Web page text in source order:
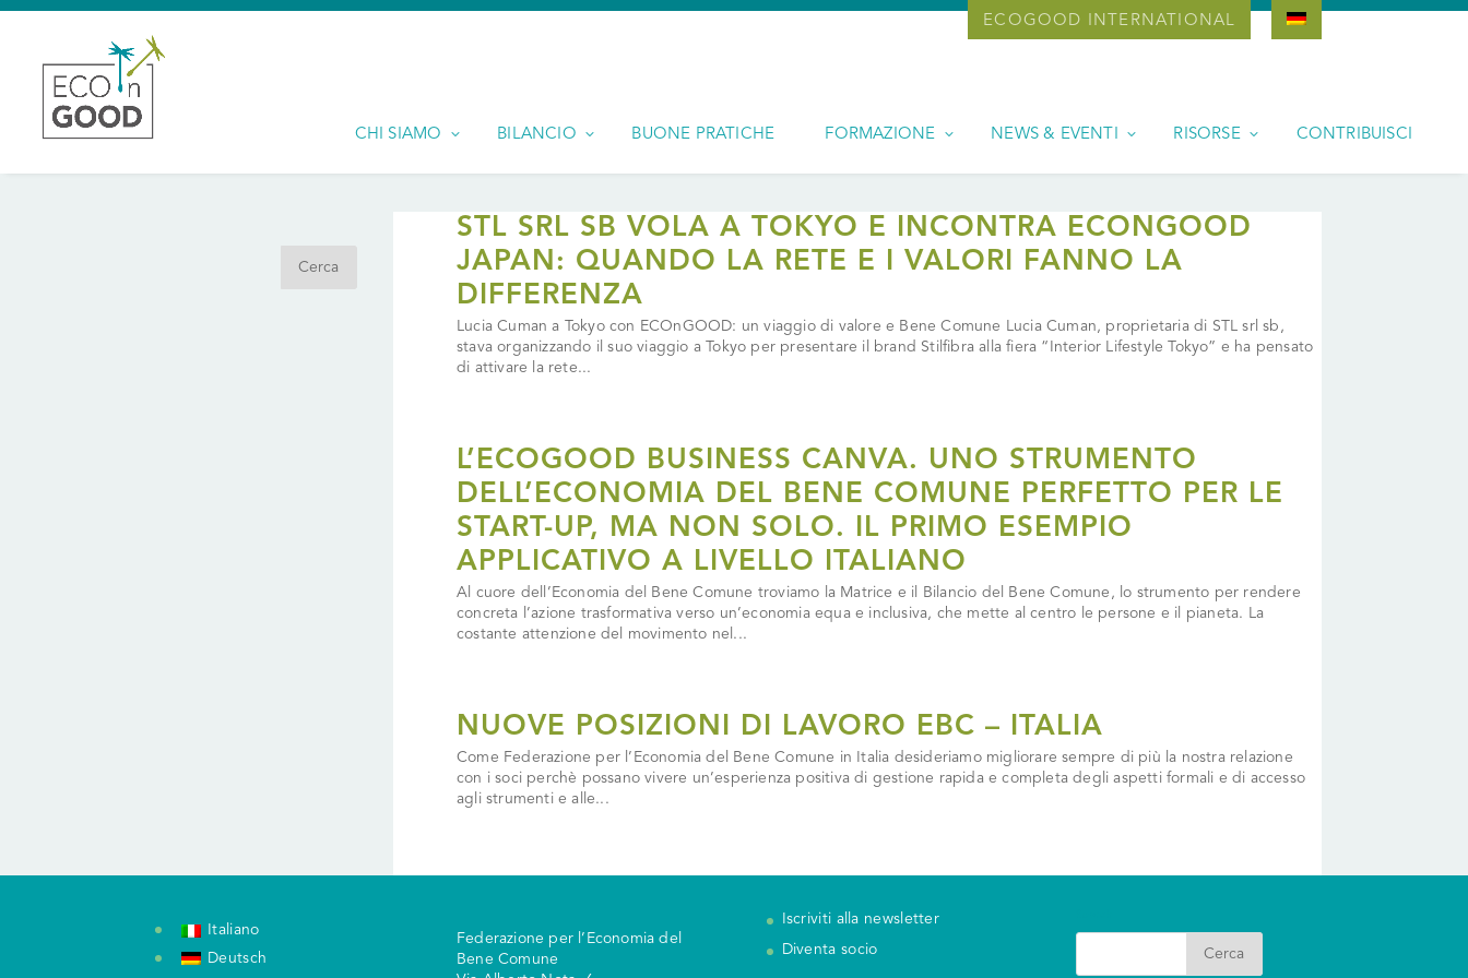
ECOGOOD INTERNATIONAL
CHI SIAMO BILANCIO BUONE PRATICHE FORMAZIONE NEWS & EVENTI RISORSE CONTRIBUISCI
STL SRL SB VOLA A TOKYO E INCONTRA ECONGOOD
JAPAN: QUANDO LA RETE E I VALORI FANNO LA
DIFFERENZA
Lucia Cuman a Tokyo con ECOnGOOD: un viaggio di valore e Bene Comune Lucia Cuman, proprietaria di STL srl sb,
stava organizzando il suo viaggio a Tokyo per presentare il brand Stilfibra alla fiera “Interior Lifestyle Tokyo” e ha pensato
di attivare la rete...
L’ECOGOOD BUSINESS CANVA. UNO STRUMENTO
DELL’ECONOMIA DEL BENE COMUNE PERFETTO PER LE
START-UP, MA NON SOLO. IL PRIMO ESEMPIO
APPLICATIVO A LIVELLO ITALIANO
Al cuore dell’Economia del Bene Comune troviamo la Matrice e il Bilancio del Bene Comune, lo strumento per rendere
concreta l’azione trasformativa verso un’economia equa e inclusiva, che mette al centro le persone e il pianeta. La
costante attenzione del movimento nel...
NUOVE POSIZIONI DI LAVORO EBC – ITALIA
Come Federazione per l’Economia del Bene Comune in Italia desideriamo migliorare sempre di più la nostra relazione
con i soci perchè possano vivere un’esperienza positiva di gestione rapida e completa degli aspetti formali e di accesso
agli strumenti e alle...
Italiano
Deutsch
Federazione per l’Economia del
Bene Comune
Iscriviti alla newsletter
Diventa socio